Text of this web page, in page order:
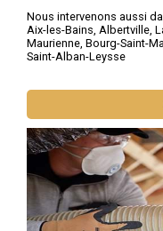
Nous intervenons aussi
Aix-les-Bains, Albertville,
Maurienne, Bourg-Saint-
Saint-Alban-Leysse